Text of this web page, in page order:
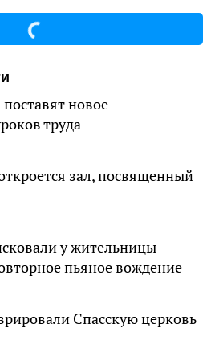
новое
труда
зал, посвященный
у жительницы
пьяное вождение
Спасскую церковь